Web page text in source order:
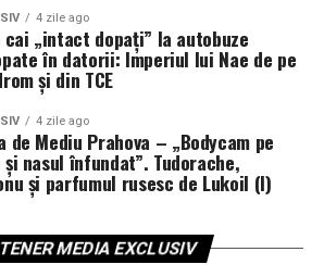
4 zile ago
cai „intact dopați” la autobuze
în datorii: Imperiul lui Nae de pe
și din TCE
4 zile ago
de Mediu Prahova – „Bodycam pe
nasul înfundat”. Tudorache,
și parfumul rusesc de Lukoil (I)
MEDIA EXCLUSIV